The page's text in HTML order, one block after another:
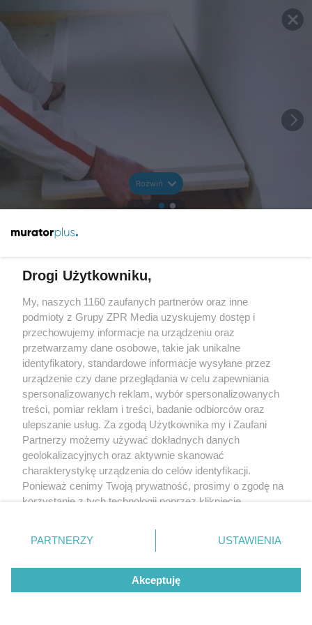
Rozwiń
Drogi Użytkowniku,
My, naszych 1160 zaufanych partnerów oraz inne
podmioty z Grupy ZPR Media uzyskujemy dostęp i
przechowujemy informacje na urządzeniu oraz
przetwarzamy dane osobowe, takie jak unikalne
identyfikatory, standardowe informacje wysyłane przez
urządzenie czy dane przeglądania w celu zapewniania
spersonalizowanych reklam, wybór spersonalizowanych
treści, pomiar reklam i treści, badanie odbiorców oraz
ulepszanie usług. Za zgodą Użytkownika my i Zaufani
Partnerzy możemy używać dokładnych danych
geolokalizacyjnych oraz aktywnie skanować
charakterystykę urządzenia do celów identyfikacji.
Ponieważ cenimy Twoją prywatność, prosimy o zgodę na
korzystanie z tych technologii poprzez kliknięcie
zmienić/wycofać klikając przycisk ustawień prywatności
znajdujący się w lewym dolnym rogu strony
rodzaje przetwarzania danych nie wymagają zgody
użytkownika, ale masz prawo sprzeciwić się takiemu
przetwarzaniu. Preferencje będą miały zastosowanie tylko
PARTNERZY USTAWIENIA
Akceptuję